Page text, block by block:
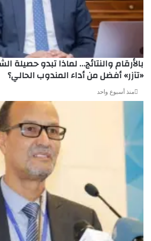
بالأرقام والنتائج… لماذا تبدو حصيلة
«تآزر» أفضل من أداء المندوب الحالي؟
منذ أسبوع واحد